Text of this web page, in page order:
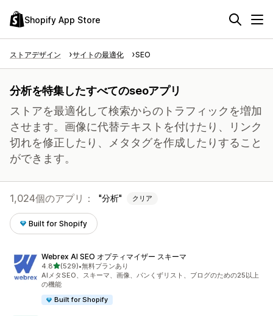
Shopify App Store
ストアデザイン サイトの最適化 SEO
分析を特集したすべてのseoアプリ
ストアを最適化して検索からのトラフィックを増加
させます。画像に代替テキストを付けたり、リンク
切れを修正したり、メタタグを作成したりすること
ができます。
1,024個のアプリ： 分析 クリア
Built for Shopify
Webrex AI SEO オプティマイザー スキーマ
4.85つ星中
(529)
合計レビュー数：529件
•無料プランあり
AIメタSEO、スキーマ、画像、パンくずリスト、ブログのための25以上
の機能
Built for Shopify